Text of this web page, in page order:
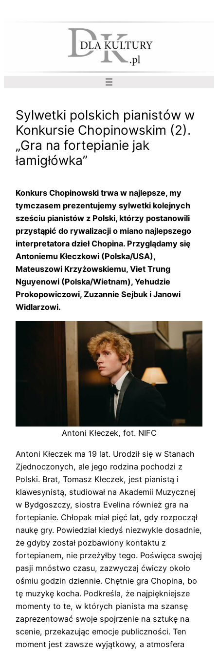
Sylwetki polskich pianistów w
Konkursie Chopinowskim (2).
„Gra na fortepianie jak
łamigłówka”
Konkurs Chopinowski trwa w najlepsze, my
tymczasem prezentujemy sylwetki kolejnych
sześciu pianistów z Polski, którzy postanowili
przystąpić do rywalizacji o miano najlepszego
interpretatora dzieł Chopina. Przyglądamy się
Antoniemu Kłeczkowi (Polska/USA),
Mateuszowi Krzyżowskiemu, Viet Trung
Nguyenowi (Polska/Wietnam), Yehudzie
Prokopowiczowi, Zuzannie Sejbuk i Janowi
Widlarzowi.
Antoni Kłeczek, fot. NIFC
Antoni Kłeczek ma 19 lat. Urodził się w Stanach
Zjednoczonych, ale jego rodzina pochodzi z
Polski. Brat, Tomasz Kłeczek, jest pianistą i
klawesynistą, studiował na Akademii Muzycznej
w Bydgoszczy, siostra Evelina również gra na
fortepianie. Chłopak miał pięć lat, gdy rozpoczął
naukę gry. Powiedział kiedyś niezwykle dosadnie,
że gdyby został pozbawiony kontaktu z
fortepianem, nie przeżyłby tego. Poświęca swojej
pasji mnóstwo czasu, zazwyczaj ćwiczy około
ośmiu godzin dziennie. Chętnie gra Chopina, bo
tę muzykę kocha. Podkreśla, że najpiękniejsze
momenty to te, w których pianista ma szansę
zaprezentować swoje spojrzenie na sztukę na
scenie, przekazując emocje publiczności. Ten
moment jest zawsze wyjątkowy, a atmosfera